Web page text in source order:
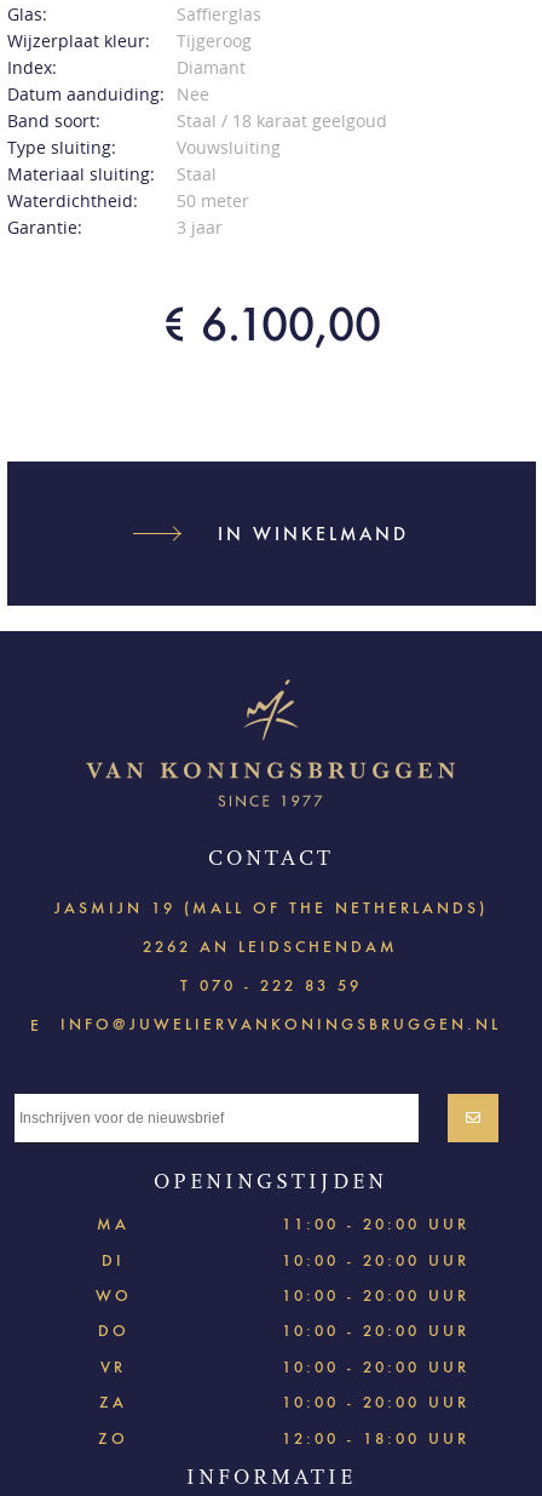
Glas:
Saffierglas
Wijzerplaat kleur:
Tijgeroog
Index:
Diamant
Datum aanduiding:
Nee
Band soort:
Staal / 18 karaat geelgoud
Type sluiting:
Vouwsluiting
Materiaal sluiting:
Staal
Waterdichtheid:
50 meter
Garantie:
3 jaar
€ 6.100,00
IN WINKELMAND
CONTACT
JASMIJN 19 (MALL OF THE NETHERLANDS)
2262 AN LEIDSCHENDAM
T 070 - 222 83 59
E INFO@JUWELIERVANKONINGSBRUGGEN.NL
OPENINGSTIJDEN
MA
11:00 - 20:00 UUR
DI
10:00 - 20:00 UUR
WO
10:00 - 20:00 UUR
DO
10:00 - 20:00 UUR
VR
10:00 - 20:00 UUR
ZA
10:00 - 20:00 UUR
ZO
12:00 - 18:00 UUR
INFORMATIE